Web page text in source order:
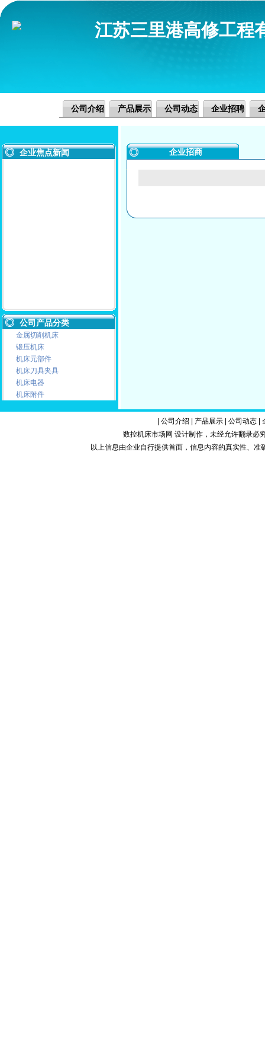
江苏三里港高修工程
公司介绍 产品展示 公司动态 企业招聘
企业焦点新闻
公司产品分类
金属切削机床
锻压机床
机床元部件
机床刀具夹具
机床电器
机床附件
企业招商
公司介绍 产品展示| 公司动态|
数控机床市场网 设计制作，未经允许翻录必
以上信息由企业自行提供首面，信息内容的真实性、